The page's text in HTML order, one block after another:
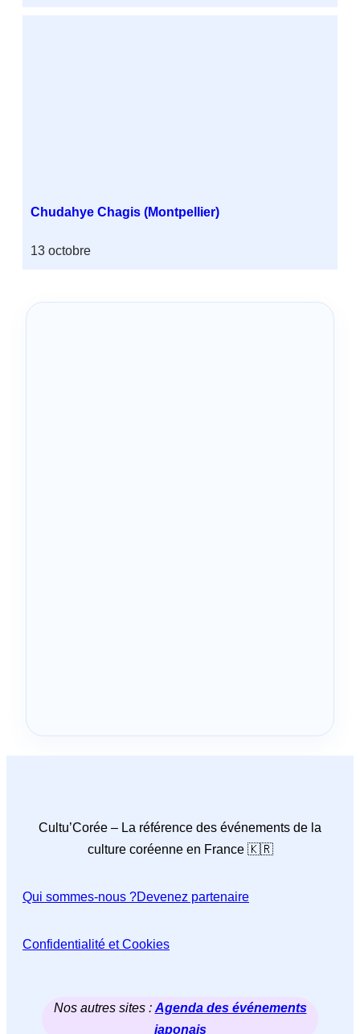
Chudahye Chagis (Montpellier)
13 octobre
Cultu’Corée – La référence des événements de la
culture coréenne en France 🇰🇷
Qui sommes-nous ?Devenez partenaire
Confidentialité et Cookies
Nos autres sites :Agenda des événements
japonais